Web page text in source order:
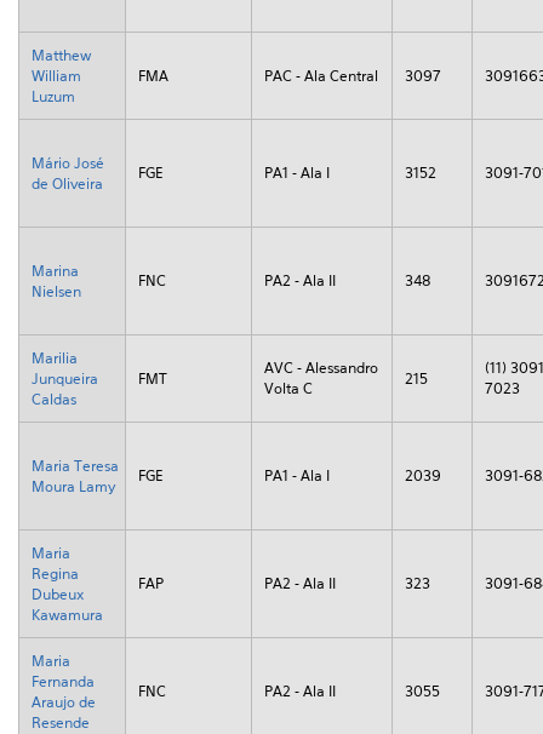
Matthew
William
Luzum
FMA PAC - Ala Central 3097
Mário José
de Oliveira
FGE PA1 - Ala I 3152 3091-
Marina
Nielsen
FNC PA2 - Ala II 348
Marilia
Junqueira
Caldas
FMT
AVC - Alessandro
Volta C
215
(11)
7023
Maria Teresa
Moura Lamy
FGE PA1 - Ala I 2039 3091-
Maria
Regina
Dubeux
Kawamura
FAP PA2 - Ala II 323 3091-
Maria
Fernanda
Araujo de
Resende
FNC PA2 - Ala II 3055 3091-